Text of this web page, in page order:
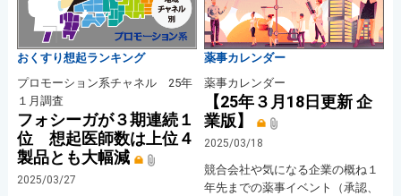
おくすり想起ランキング
プロモーション系チャネル 25年
１月調査
フォシーガが３期連続１
位 想起医師数は上位４
製品とも大幅減
2025/03/27
薬事カレンダー
薬事カレンダー
【25年３月18日更新 企
業版】
2025/03/18
競合会社や気になる企業の概ね１
年先までの薬事イベント（承認、